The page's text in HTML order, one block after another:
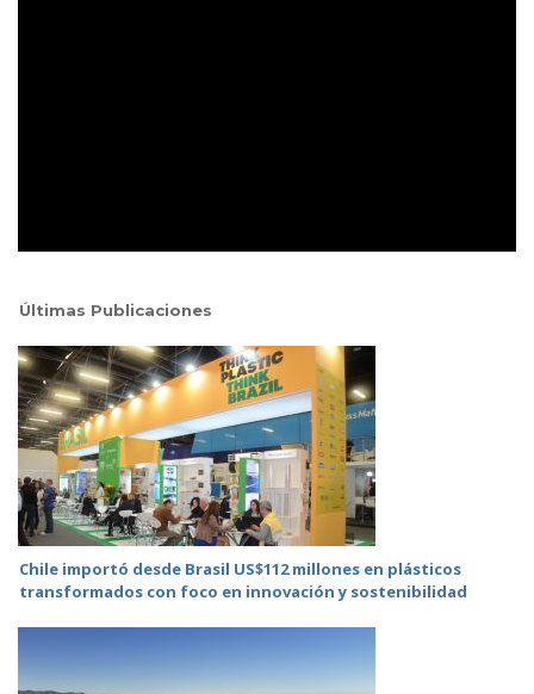
Últimas Publicaciones
Chile importó desde Brasil US$112 millones en plásticos
transformados con foco en innovación y sostenibilidad